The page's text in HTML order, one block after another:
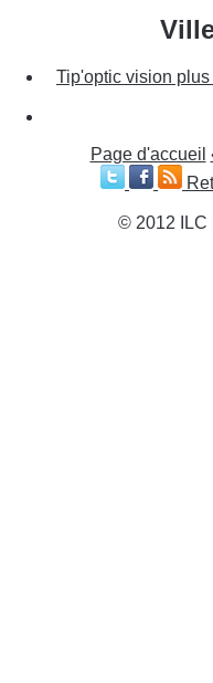
Tip'optic vision
Page d'accueil
© 2012 ILC